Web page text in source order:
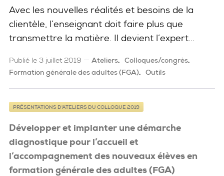
Avec les nouvelles réalités et besoins de la
clientèle, l’enseignant doit faire plus que
transmettre la matière. Il devient l’expert...
Publié le 3 juillet 2019 Ateliers
Colloques/congrès
Formation générale des adultes (FGA)
Outils
Développer et implanter une démarche
diagnostique pour l’accueil et
l’accompagnement des nouveaux élèves en
formation générale des adultes (FGA)
PRÉSENTATIONS D'ATELIERS DU COLLOQUE 2019